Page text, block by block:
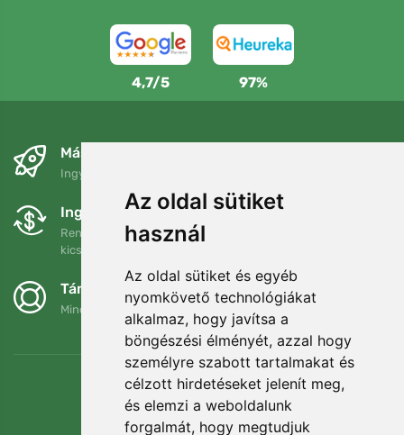
Az oldal sütiket
használ
Az oldal sütiket és egyéb
nyomkövető technológiákat
alkalmaz, hogy javítsa a
böngészési élményét, azzal hogy
személyre szabott tartalmakat és
célzott hirdetéseket jelenít meg,
és elemzi a weboldalunk
forgalmát, hogy megtudjuk
4,7/5 97%
Másnapra és ingyenesen
Ingyenes szállítás a következő összeg felett: 80 EUR
Ingyenes csere és visszaküldés
Rendelését 90 napon belül bármikor visszaküldheti vagy
kicserélheti.
Támogatjuk a Trees.org-ot
Minden megrendelésért ültetünk egy fát! Bővebben